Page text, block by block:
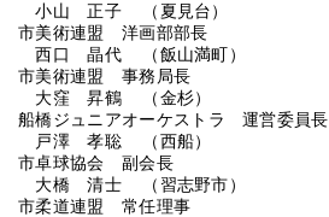
小山 正子 （夏見台）
市美術連盟 洋画部部長
西口 晶代 （飯山満町）
市美術連盟 事務局長
大窪 昇鶴 （金杉）
船橋ジュニアオーケストラ 運営委員長
戸澤 孝聡 （西船）
市卓球協会 副会長
大橋 清士 （習志野市）
市柔道連盟 常任理事